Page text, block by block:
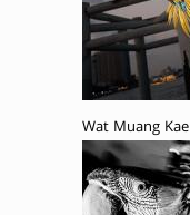
Wat Muang Kae